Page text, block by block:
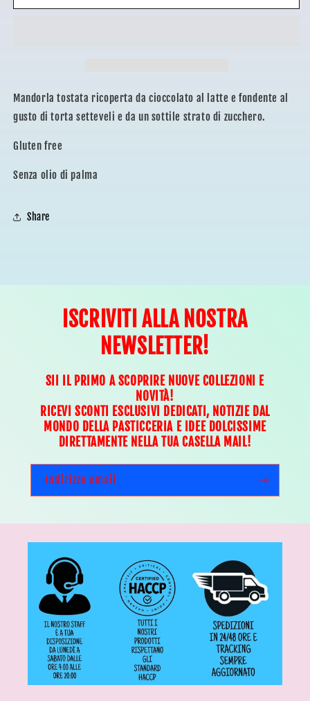
Mandorla tostata ricoperta da cioccolato al latte e fondente al
gusto di torta setteveli e da un sottile strato di zucchero.
Gluten free
Senza olio di palma
Share
ISCRIVITI ALLA NOSTRA
NEWSLETTER!
SII IL PRIMO A SCOPRIRE NUOVE COLLEZIONI E
NOVITÀ!
RICEVI SCONTI ESCLUSIVI DEDICATI, NOTIZIE DAL
MONDO DELLA PASTICCERIA E IDEE DOLCISSIME
DIRETTAMENTE NELLA TUA CASELLA MAIL!
Indirizzo email